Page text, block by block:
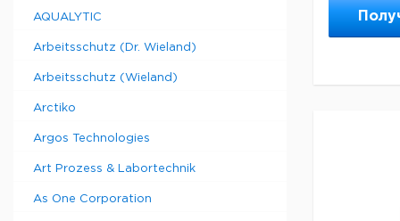
AQUALYTIC
Arbeitsschutz (Dr. Wieland)
Arbeitsschutz (Wieland)
Arctiko
Argos Technologies
Art Prozess & Labortechnik
As One Corporation
со
Насос
данные
Страна